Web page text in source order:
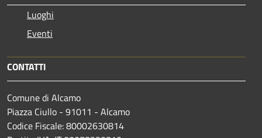
Luoghi
Eventi
CONTATTI
Comune di Alcamo
Piazza Ciullo - 91011 - Alcamo
Codice Fiscale: 80002630814